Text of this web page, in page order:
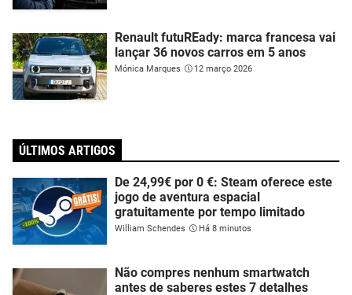
Renault futuREady: marca francesa vai
lançar 36 novos carros em 5 anos
Mónica Marques 12 março 2026
ÚLTIMOS ARTIGOS
De 24,99€ por 0 €: Steam oferece este
jogo de aventura espacial
gratuitamente por tempo limitado
William Schendes Há 8 minutos
Não compres nenhum smartwatch
antes de saberes estes 7 detalhes